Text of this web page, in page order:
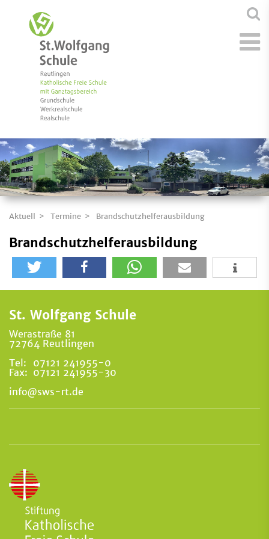
Aktuell Termine Brandschutzhelferausbildung
Brandschutzhelferausbildung
St. Wolfgang Schule
Werastraße 81
72764 Reutlingen
Tel:
07121 241955-0
Fax: 07121 241955-30
info@sws-rt.de